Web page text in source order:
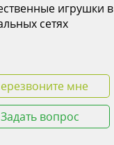
игрушки в
сетях
мне
Задать вопрос